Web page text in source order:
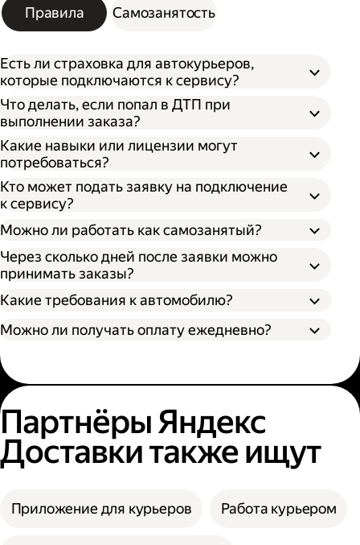
Правила Самозанятость
Есть ли страховка для автокурьеров,
которые подключаются к сервису?
Что делать, если попал в ДТП при
выполнении заказа?
Какие навыки или лицензии могут
потребоваться?
Кто может подать заявку на подключение
к сервису?
Можно ли работать как самозанятый?
Через сколько дней после заявки можно
принимать заказы?
Какие требования к автомобилю?
Можно ли получать оплату ежедневно?
Партнёры Яндекс
Доставки также ищут
Приложение для курьеров Работа курьером